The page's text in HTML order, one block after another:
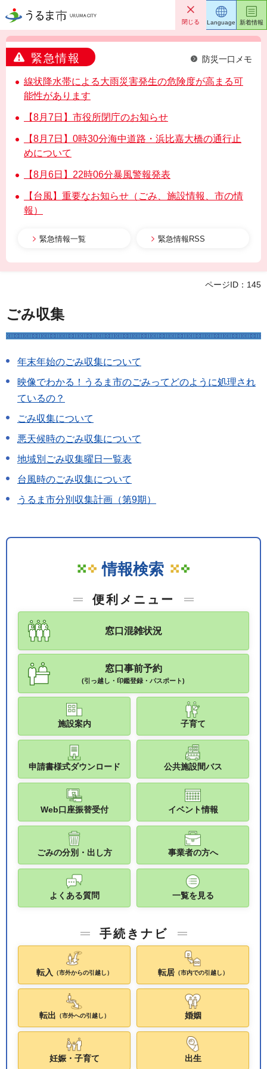
うるま市 閉じる
緊急情報 防災一口メモ
線状降水帯による大雨災害発生の危険度が高まる可
能性があります
【8月7日】市役所閉庁のお知らせ
【8月7日】0時30分海中道路・浜比嘉大橋の通行止
めについて
【8月6日】22時06分暴風警報発表
【台風】重要なお知らせ（ごみ、施設情報、市の情
報）
緊急情報一覧 緊急情報RSS
Language 新着情報
ページID：145
ごみ収集
年末年始のごみ収集について
映像でわかる！うるま市のごみってどのように処理され
ているの？
ごみ収集について
悪天候時のごみ収集について
地域別ごみ収集曜日一覧表
台風時のごみ収集について
うるま市分別収集計画（第9期）
情報検索
便利メニュー
窓口混雑状況
窓口事前予約
(引っ越し・印鑑登録・パスポート)
施設案内 子育て
申請書様式ダウンロード 公共施設間バス
Web口座振替受付 イベント情報
ごみの分別・出し方 事業者の方へ
よくある質問 一覧を見る
手続きナビ
転入 （市外からの引越し） 転居（市内での引越し）
転出 （市外への引越し） 婚姻
妊娠・子育て 出生